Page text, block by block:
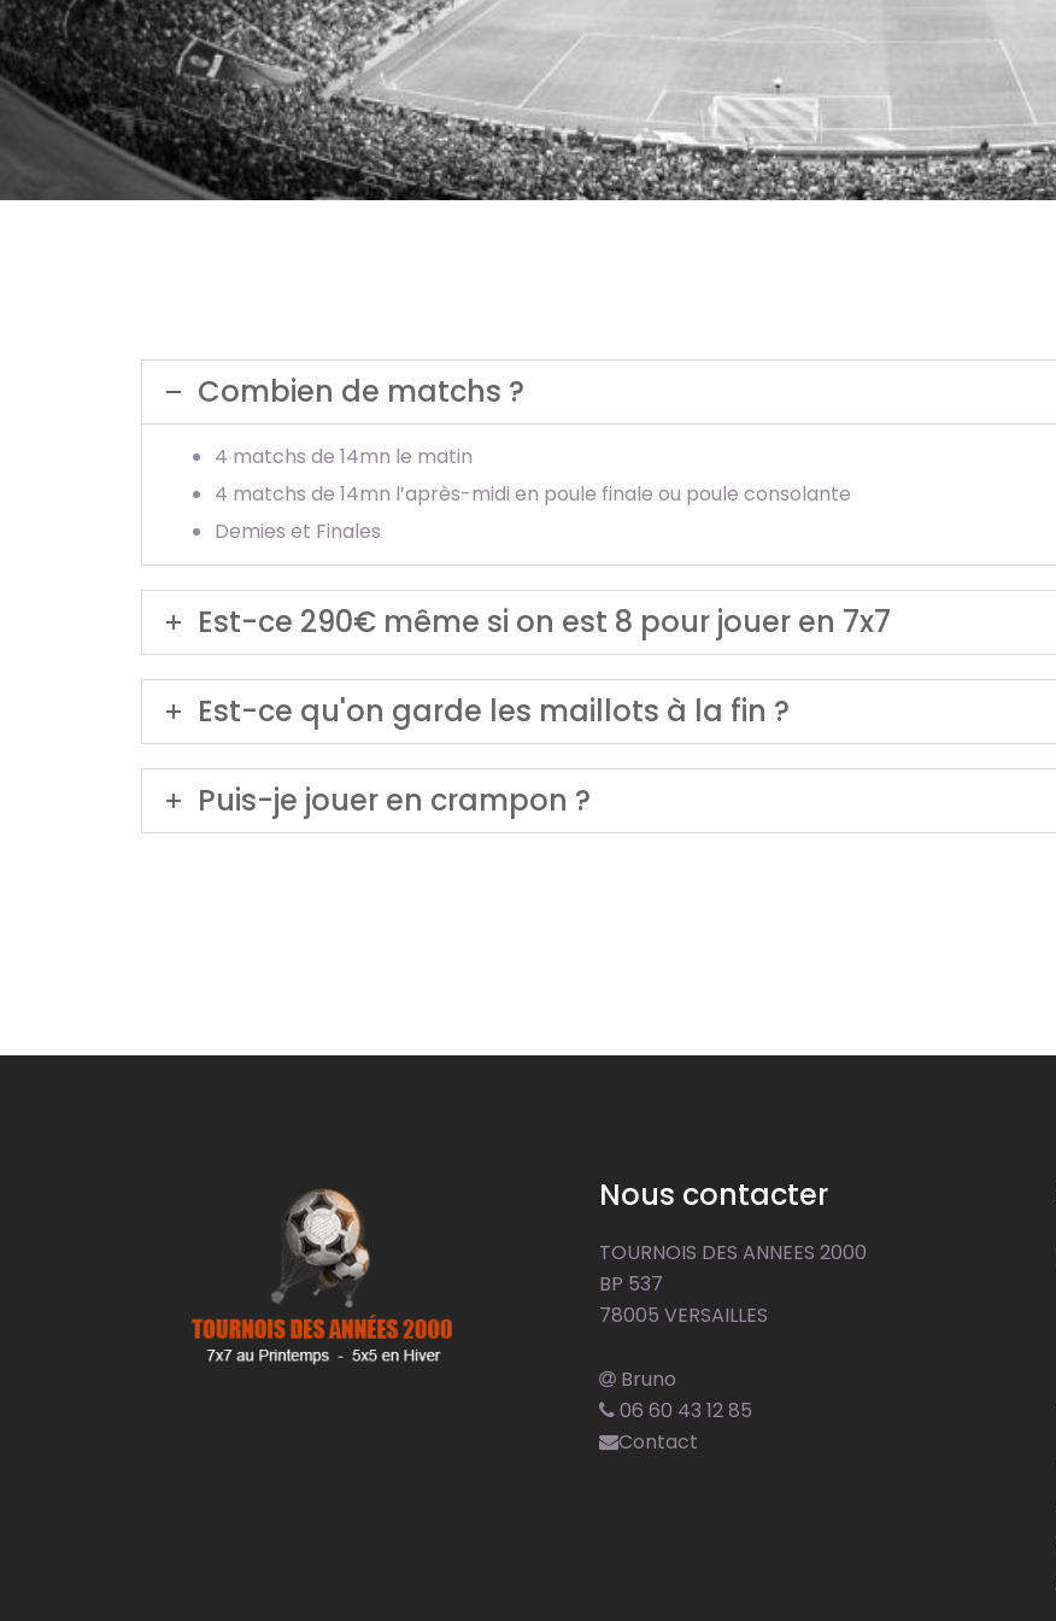
Combien de matchs ?
4 matchs de 14mn le matin
4 matchs de 14mn l’après-midi en poule finale ou poule consolante
Demies et Finales
Est-ce 290€ même si on est 8 pour jouer en 7x7
Est-ce qu'on garde les maillots à la fin ?
Puis-je jouer en crampon ?
Nous contacter
TOURNOIS DES ANNEES 2000
BP 537
78005 VERSAILLES
Bruno
06 60 43 12 85
Contact